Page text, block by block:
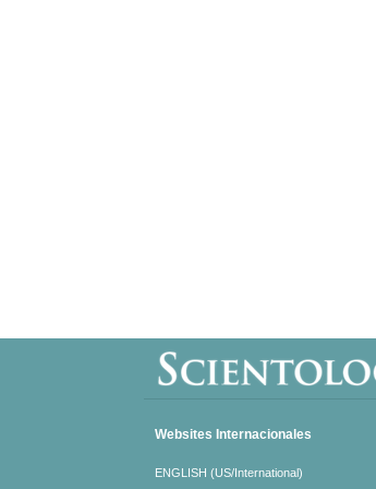
Websites Internacionales
ENGLISH (US/International)